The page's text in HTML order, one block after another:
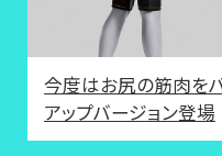
今度はお尻の筋肉をバ
アップバージョン登場